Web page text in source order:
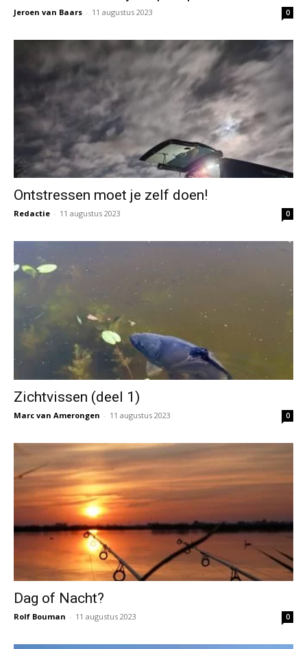
Jeroen van Baars - 11 augustus 2023 0
Ontstressen moet je zelf doen!
Redactie - 11 augustus 2023 0
Zichtvissen (deel 1)
Marc van Amerongen - 11 augustus 2023 0
Dag of Nacht?
Rolf Bouman - 11 augustus 2023 0